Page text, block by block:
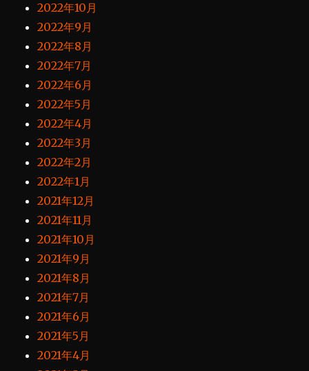
2022年10月
2022年9月
2022年8月
2022年7月
2022年6月
2022年5月
2022年4月
2022年3月
2022年2月
2022年1月
2021年12月
2021年11月
2021年10月
2021年9月
2021年8月
2021年7月
2021年6月
2021年5月
2021年4月